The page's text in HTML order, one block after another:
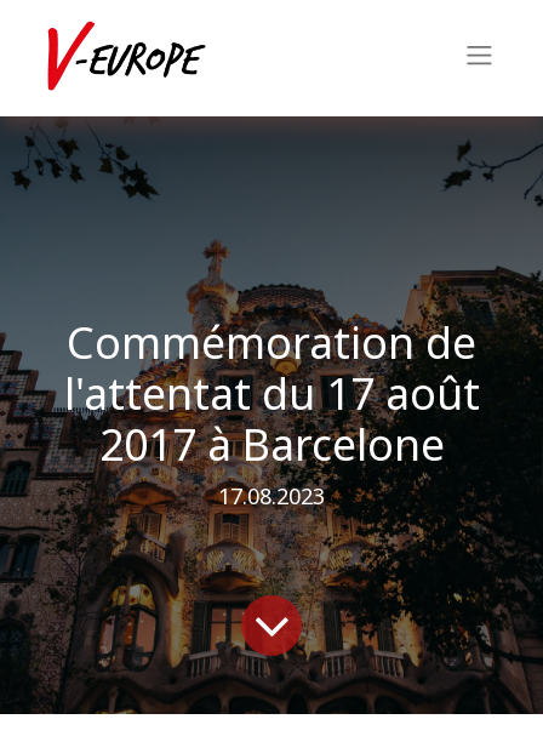
Commémoration de
l'attentat du 17 août
2017 à Barcelone
17.08.2023